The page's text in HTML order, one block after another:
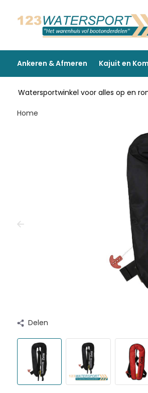
Ankeren & Afmeren Kajuit en
Watersportwinkel voor alles op en
Home
Delen